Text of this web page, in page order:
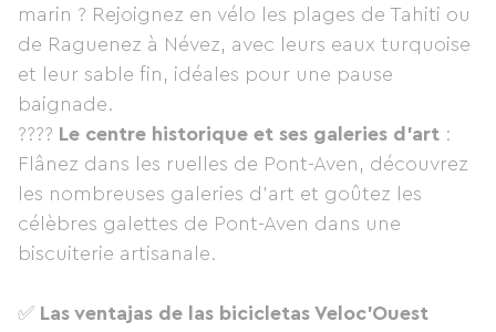
marin ? Rejoignez en vélo les plages de Tahiti ou
de Raguenez à Névez, avec leurs eaux turquoise
et leur sable fin, idéales pour une pause
baignade.
???? Le centre historique et ses galeries d’art :
Flânez dans les ruelles de Pont-Aven, découvrez
les nombreuses galeries d’art et goûtez les
célèbres galettes de Pont-Aven dans une
biscuiterie artisanale.
✅ Las ventajas de las bicicletas Veloc'Ouest